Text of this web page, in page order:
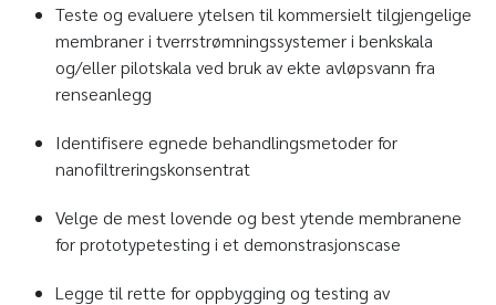
Teste og evaluere ytelsen til kommersielt tilgjengelige
membraner i tverrstrømningssystemer i benkskala
og/eller pilotskala ved bruk av ekte avløpsvann fra
renseanlegg
Identifisere egnede behandlingsmetoder for
nanofiltreringskonsentrat
Velge de mest lovende og best ytende membranene
for prototypetesting i et demonstrasjonscase
Legge til rette for oppbygging og testing av